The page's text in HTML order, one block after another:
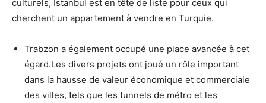
culturels, Istanbul est en tête de liste pour ceux qui
cherchent un appartement à vendre en Turquie.
Trabzon a également occupé une place avancée à cet
égard.Les divers projets ont joué un rôle important
dans la hausse de valeur économique et commerciale
des villes, tels que les tunnels de métro et les